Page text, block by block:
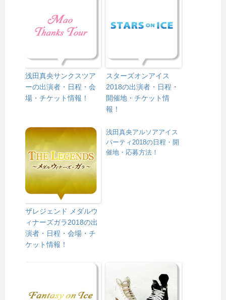
浅田真央サンクスツア
ーの出演者・日程・会
場・チケット情報！
スターズオンアイス
2018の出演者・日程・
開催地・チケット情
報！
ザレジェンド メダルウ
ィナーズガラ2018の出
演者・日程・会場・チ
ケット情報！
浅田真央アルソアアイス
パーティ2018の日程・開
催地・応募方法！